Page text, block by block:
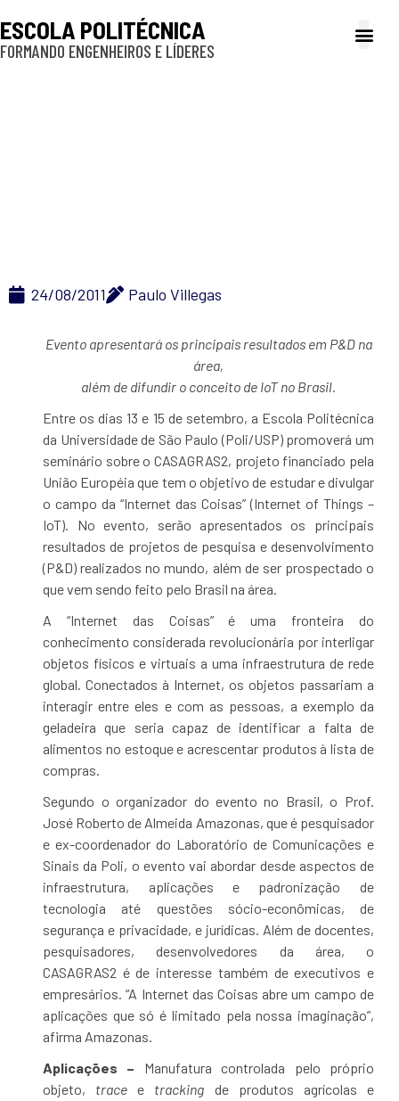
ESCOLA POLITÉCNICA
FORMANDO ENGENHEIROS E LÍDERES
24/08/2011 Paulo Villegas
Evento apresentará os principais resultados em P&D na
área,
além de difundir o conceito de IoT no Brasil.
Entre os dias 13 e 15 de setembro, a Escola Politécnica
da Universidade de São Paulo (Poli/USP) promoverá um
seminário sobre o CASAGRAS2, projeto financiado pela
União Européia que tem o objetivo de estudar e divulgar
o campo da “Internet das Coisas” (Internet of Things –
IoT). No evento, serão apresentados os principais
resultados de projetos de pesquisa e desenvolvimento
(P&D) realizados no mundo, além de ser prospectado o
que vem sendo feito pelo Brasil na área.
A “Internet das Coisas” é uma fronteira do
conhecimento considerada revolucionária por interligar
objetos físicos e virtuais a uma infraestrutura de rede
global. Conectados à Internet, os objetos passariam a
interagir entre eles e com as pessoas, a exemplo da
geladeira que seria capaz de identificar a falta de
alimentos no estoque e acrescentar produtos à lista de
compras.
Segundo o organizador do evento no Brasil, o Prof.
José Roberto de Almeida Amazonas, que é pesquisador
e ex-coordenador do Laboratório de Comunicações e
Sinais da Poli, o evento vai abordar desde aspectos de
infraestrutura, aplicações e padronização de
tecnologia até questões sócio-econômicas, de
segurança e privacidade, e jurídicas. Além de docentes,
pesquisadores, desenvolvedores da área, o
CASAGRAS2 é de interesse também de executivos e
empresários. “A Internet das Coisas abre um campo de
aplicações que só é limitado pela nossa imaginação”,
afirma Amazonas.
Aplicações – Manufatura controlada pelo próprio
objeto, trace e tracking de produtos agrícolas e